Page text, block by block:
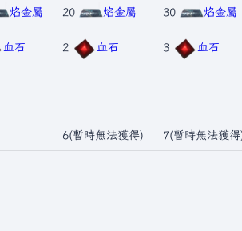
焰金屬
血石
20 焰金屬
2 血石
30 焰金屬
3 血石
6(暫時無法獲得) 7(暫時無法獲得